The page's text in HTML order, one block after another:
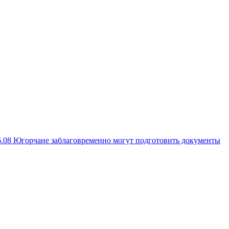
Югорчане заблаговременно могут подготовить документы